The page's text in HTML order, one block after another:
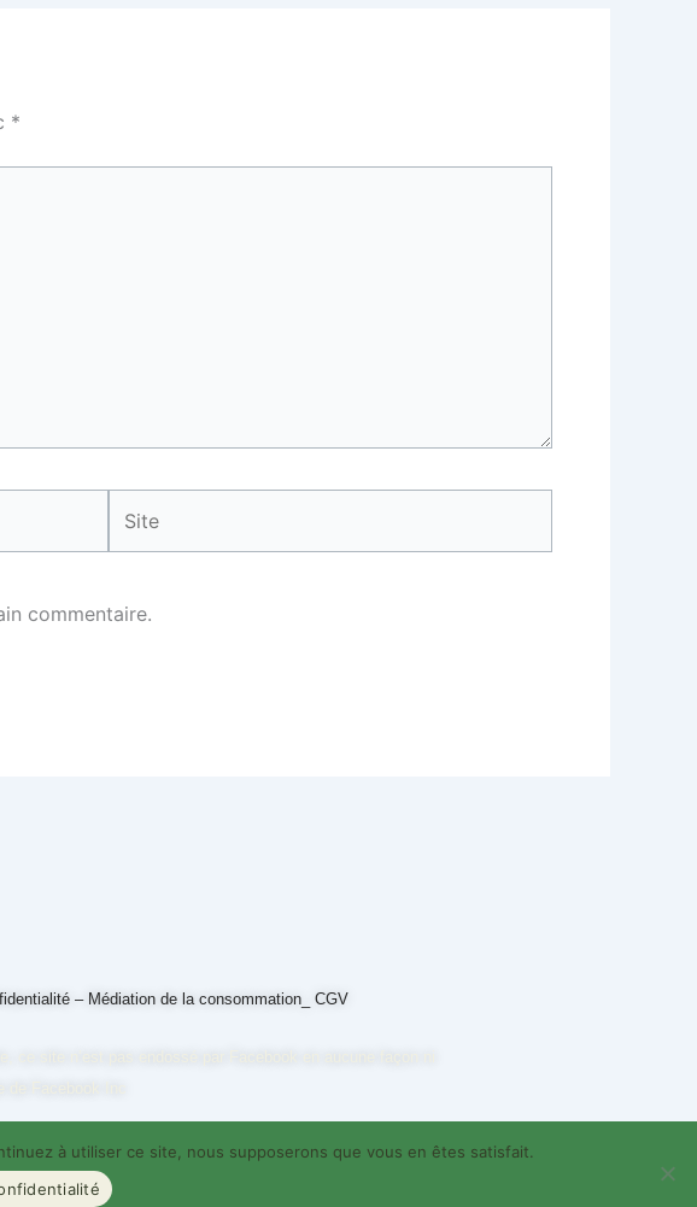
*
commentaire.
– Médiation de la consommation_ CGV
à utiliser ce site, nous supposerons que vous en êtes satisfait.